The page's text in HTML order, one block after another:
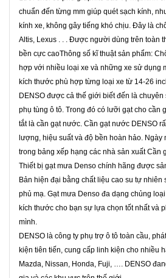
chuẩn đến từng mm giúp quét sạch kính,
kính xe, không gây tiếng khó chịu. Đây là
Altis, Lexus . . . Được người dùng trên toàn
bền cực caoThông số kĩ thuật sản phẩm:
hợp với nhiều loại xe và những xe sử dụng
kích thước phù hợp từng loại xe từ 14-26
DENSO được cả thế giới biết đến là
phụ tùng ô tô. Trong đó có lưỡi gạt cho cần
tắt là cần gạt nước. Cần gạt nước DENSO
lượng, hiệu suất và độ bền hoàn hảo.
trong bảng xếp hạng các nhà sản xuất Cần
Thiết bị gạt mưa Denso chính hãng được
Bản hiện đại bằng chất liệu cao su tự nhiên
phủ mạ. Gạt mưa Denso đa dạng chủng
kích thước cho bạn sự lựa chọn tốt nhất và
mình.
DENSO là công ty phụ trợ ô tô toàn cầu,
kiện tiên tiến, cung cấp linh kiện cho nhiều
Mazda, Nissan, Honda, Fuji, …. DENSO